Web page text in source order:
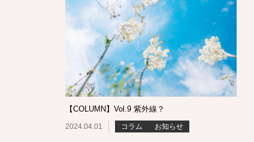
【COLUMN】Vol.9 紫外線？
2024.04.01 コラム お知らせ